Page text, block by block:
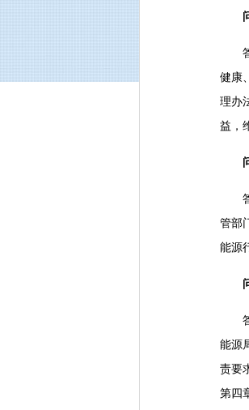
答
健康
理办
益，
答
管部
能源
答
能源
责要
第四